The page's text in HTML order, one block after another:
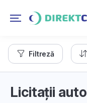
Filtreză
Licitații auto